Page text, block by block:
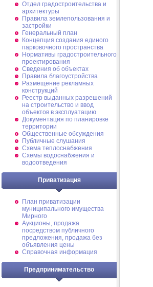
Отдел градостроительства и
архитектуры
Правила землепользования и
застройки
Генеральный план
Концепция создания единого
парковочного пространства
Нормативы градостроительного
проектирования
Сведения об объектах
Правила благоустройства
Размещение рекламных
конструкций
Реестр выданных разрешений
на строительство и ввод
объектов в эксплуатацию
Документация по планировке
территории
Общественные обсуждения
Публичные слушания
Схема теплоснабжения
Схемы водоснабжения и
водоотведения
Приватизация
План приватизации
муниципального имущества
Мирного
Аукционы, продажа
посредством публичного
предложения, продажа без
объявления цены
Справочная информация
Предпринимательство